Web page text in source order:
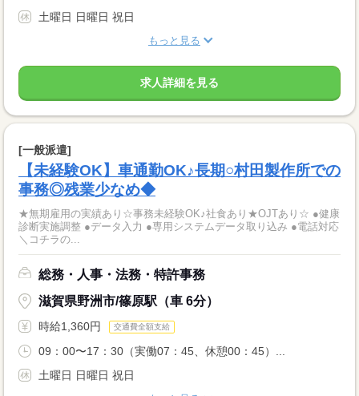
土曜日 日曜日 祝日
もっと見る
求人詳細を見る
[一般派遣]
【未経験OK】車通勤OK♪長期○村田製作所での
事務◎残業少なめ◆
★無期雇用の実績あり☆事務未経験OK♪社食あり★OJTあり☆ ●健康
診断実施調整 ●データ入力 ●専用システムデータ取り込み ●電話対応
＼コチラの...
総務・人事・法務・特許事務
滋賀県野洲市/篠原駅（車 6分）
時給1,360円 交通費全額支給
09：00〜17：30（実働07：45、休憩00：45）...
土曜日 日曜日 祝日